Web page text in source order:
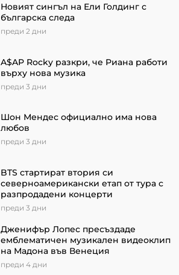
Новият сингъл на Ели Голдинг с
българска следа
преди 2 дни
A$AP Rocky разкри, че Риана работи
върху нова музика
преди 3 дни
Шон Мендес официално има нова
любов
преди 3 дни
BTS стартират втория си
северноамерикански етап от турa с
разпродадени концерти
преди 3 дни
Дженифър Лопес пресъздаде
емблематичен музикален видеоклип
на Мадона във Венеция
преди 4 дни